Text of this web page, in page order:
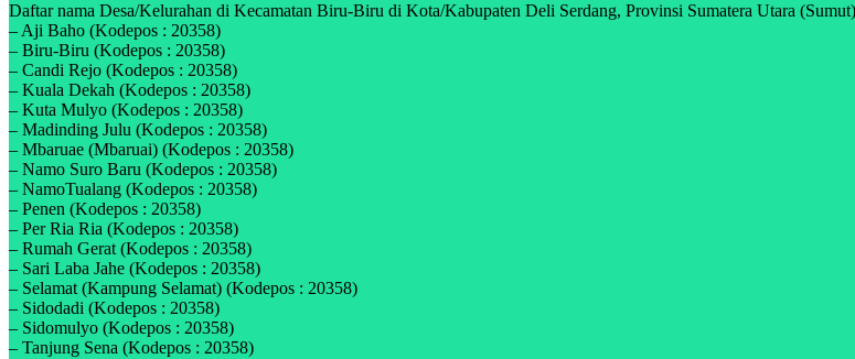
Daftar nama Desa/Kelurahan di Kecamatan Biru-Biru di Kota/Kabupaten Deli Serdang, Provinsi Sumatera Utara
– Aji Baho (Kodepos : 20358)
– Biru-Biru (Kodepos : 20358)
– Candi Rejo (Kodepos : 20358)
– Kuala Dekah (Kodepos : 20358)
– Kuta Mulyo (Kodepos : 20358)
– Madinding Julu (Kodepos : 20358)
– Mbaruae (Mbaruai) (Kodepos : 20358)
– Namo Suro Baru (Kodepos : 20358)
– NamoTualang (Kodepos : 20358)
– Penen (Kodepos : 20358)
– Per Ria Ria (Kodepos : 20358)
– Rumah Gerat (Kodepos : 20358)
– Sari Laba Jahe (Kodepos : 20358)
– Selamat (Kampung Selamat) (Kodepos : 20358)
– Sidodadi (Kodepos : 20358)
– Sidomulyo (Kodepos : 20358)
– Tanjung Sena (Kodepos : 20358)